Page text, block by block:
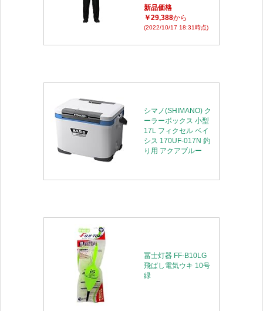
新品価格
￥29,388から
(2022/10/17 18:31時点)
シマノ(SHIMANO) ク
ーラーボックス 小型
17L フィクセル ベイ
シス 170UF-017N 釣
り用 アクアブルー
冨士灯器 FF-B10LG
飛ばし電気ウキ 10号
緑